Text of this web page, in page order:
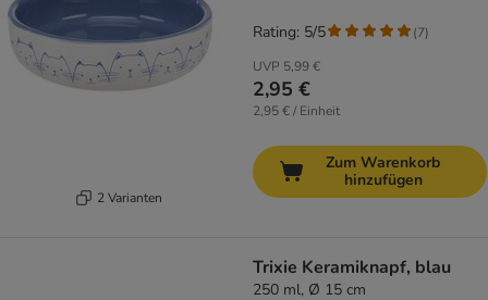
2 Varianten
UVP 5,99 €
2,95 €
2,95 € / Einheit
Rating: 5/5 (7)
Zum Warenkorb
hinzufügen
Trixie Keramiknapf, blau
250 ml, Ø 15 cm